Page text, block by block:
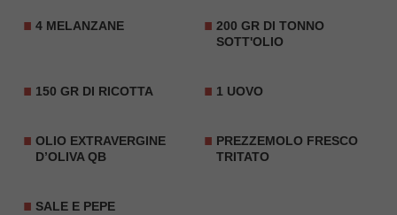
4 MELANZANE
200 GR DI TONNO
SOTT'OLIO
150 GR DI RICOTTA 1 UOVO
OLIO EXTRAVERGINE
D’OLIVA QB
PREZZEMOLO FRESCO
TRITATO
SALE E PEPE